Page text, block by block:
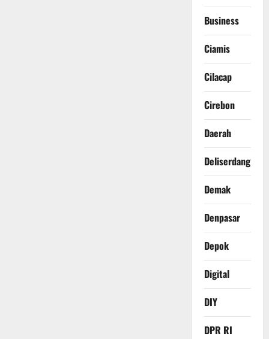
Business
Ciamis
Cilacap
Cirebon
Daerah
Deliserdang
Demak
Denpasar
Depok
Digital
DIY
DPR RI